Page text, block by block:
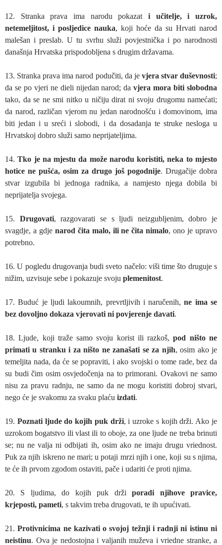
12. Stranka prava ima narodu pokazat i učitelje, i uzrok,
netemeljitost, i posljedice nauka, koji hoće da su Hrvati narod
malešan i preslab. U tu svrhu služi povjestnička i po narodnosti
današnja Hrvatska prispodobljena s drugim državama.
13. Stranka prava ima narod podučiti, da je vjera stvar duševnosti;
da se po vjeri ne dieli nijedan narod; davjera mora biti slobodna
tako, da se ne smi nitko u ničiju dirat ni svoju drugomu namećati;
da narod, različan vjerom nu jedan narodnošću i domovinom, ima
biti jedan i u sreći i slobodi, i da dosadanja te struke nesloga u
Hrvatskoj dobro služi samo neprijateljima.
14.Tko je na mjestu da može narodu koristiti, neka to mjesto
hotice ne pušća, osim za drugo još pogodnije. Drugačije dobra
stvar izgubila bi jednoga radnika, a namjesto njega dobila bi
neprijatelja svojega.
15. Drugovati, razgovarati se s ljudi neizgubljenim, dobro je
svagdje, a gdje narod čita malo, ili ne čita nimalo, ono je upravo
potrebno.
16. U pogledu drugovanja budi sveto načelo: viši time što druguje s
nižim, uzvisuje sebe i pokazuje svoju plemenitost.
17. Buduć je ljudi lakoumnih, prevrtljivih i naručenih,ne ima se
bez dovoljno dokaza vjerovati ni povjerenje davati.
18. Ljude, koji traže samo svoju korist ili razkoš,pod ništo ne
primati u stranku i za ništo ne zanašati se za njih, osim ako je
temeljita nada, da će se popraviti, i ako svojski o tome rade, bez da
su budi čim osim osvjedočenja na to primorani. Ovakovi ne samo
nisu za pravu radnju, ne samo da ne mogu koristiti dobroj stvari,
nego će je svakomu za svaku plaću izdati.
19. Poznati ljude do kojih puk drži, i uzroke s kojih drži. Ako je
uzrokom bogatstvo ili vlast ili to oboje, za one ljude ne treba brinuti
se; nu ne valja ni odbijati ih, osim ako ne imaju drugu vriednost.
Puk za njih iskreno ne mari; u potaji mrzi njih i one, koji su s njima,
te će ih prvom zgodom ostaviti, pače i udariti će proti njima.
20. S ljudima, do kojih puk držiporadi njihove pravice,
krjeposti, pameti, s takvim treba drugovati, te ih upućivati.
21.Protivnicima ne kazivati o svojoj težnji i radnji ni istinu ni
neistinu. Ova je nedostojna i valjanih muževa i vriedne stranke, a